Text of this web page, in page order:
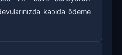
kapıda ödeme